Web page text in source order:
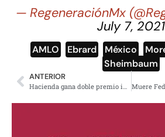
— RegeneraciónMx
July 7, 2021
AMLO Ebrard México
Sheimbaum
ANTERIOR
Hacienda gana doble premio internacional por manejo de deuda externa